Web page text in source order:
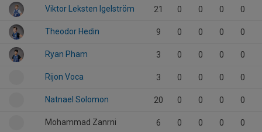
Viktor Leksten Igelström 21 0 0 0 0
Theodor Hedin 9 0 0 0 0
Ryan Pham 3 0 0 0 0
Rijon Voca 3 0 0 0 0
Natnael Solomon 20 0 0 0 0
Mohammad Zanrni 6 0 0 0 0